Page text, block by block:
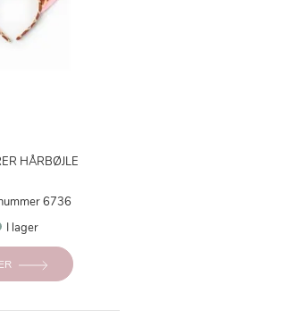
HÅRBØJLE
6736
I lager